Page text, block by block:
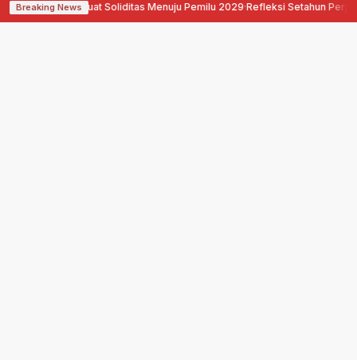
Breaking News
Perkuat Soliditas Menuju Pemilu 2029·Refleksi Setahun Perjuangan,